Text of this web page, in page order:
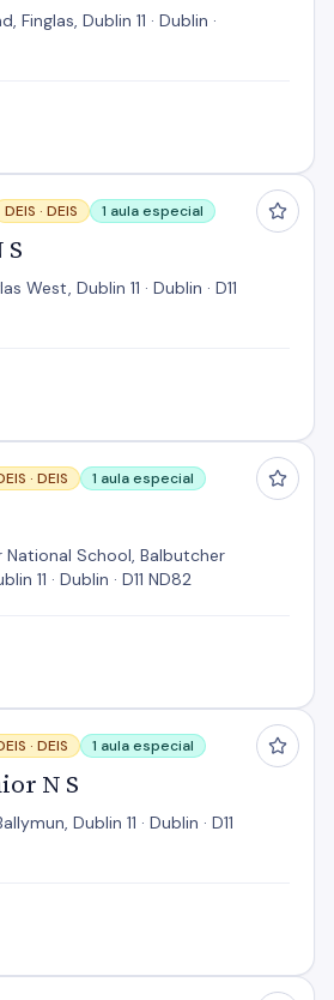
Finglas, Dublin 11 · Dublin ·
DEIS · DEIS 1 aula especial
S
West, Dublin 11 · Dublin · D11
· DEIS 1 aula especial
National School, Balbutcher
11 · Dublin · D11 ND82
· DEIS 1 aula especial
N S
Dublin 11 · Dublin · D11